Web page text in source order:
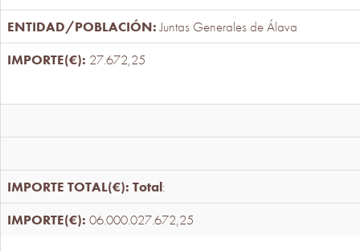
Juntas Generales de Álava
27.672,25
Total:
06.000.027.672,25